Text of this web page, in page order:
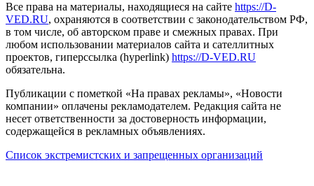
Все права на материалы, находящиеся на сайте https://D-
VED.RU, охраняются в соответствии с законодательством РФ,
в том числе, об авторском праве и смежных правах. При
любом использовании материалов сайта и сателлитных
проектов, гиперссылка (hyperlink) https://D-VED.RU
обязательна.
Публикации с пометкой «На правах рекламы», «Новости
компании» оплачены рекламодателем. Редакция сайта не
несет ответственности за достоверность информации,
содержащейся в рекламных объявлениях.
Список экстремистских и запрещенных организаций